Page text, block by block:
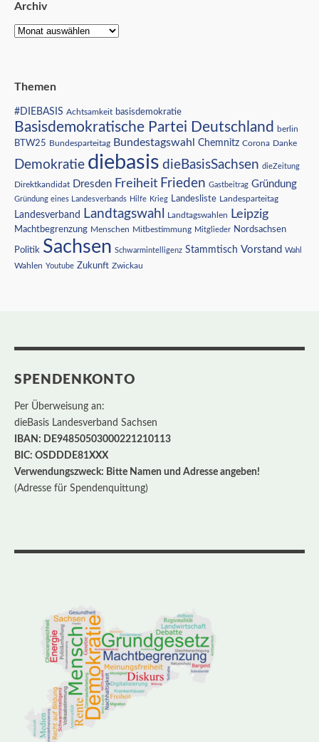
Archiv
Themen
#DIEBASIS Achtsamkeit basisdemokratie
Basisdemokratische Partei Deutschland berlin
BTW25 Bundesparteitag Bundestagswahl Chemnitz Corona Danke
Demokratie diebasis dieBasisSachsen dieZeitung
Direktkandidat Dresden Freiheit Frieden Gastbeitrag Gründung
Gründung eines Landesverbands Hilfe Krieg Landesliste Landesparteitag
Landesverband Landtagswahl Landtagswahlen Leipzig
Machtbegrenzung Menschen Mitbestimmung Mitglieder Nordsachsen
Politik Sachsen Schwarmintelligenz Stammtisch Vorstand Wahl
Wahlen Youtube Zukunft Zwickau
SPENDENKONTO
Per Überweisung an:
dieBasis Landesverband Sachsen
IBAN: DE94850503000221210113
BIC: OSDDDE81XXX
Verwendungszweck: Bitte Namen und Adresse angeben!
(Adresse für Spendenquittung)